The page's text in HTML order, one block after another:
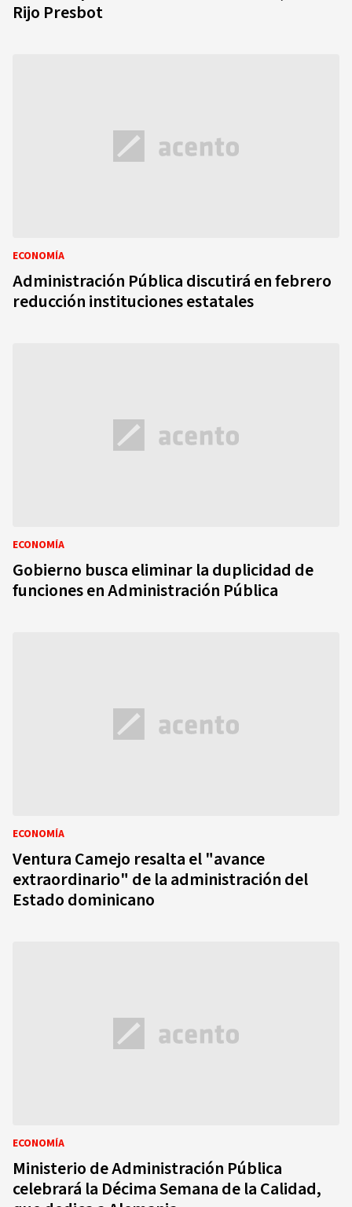
Rijo Presbot
ECONOMÍA
Administración Pública discutirá en febrero
reducción instituciones estatales
ECONOMÍA
Gobierno busca eliminar la duplicidad de
funciones en Administración Pública
ECONOMÍA
Ventura Camejo resalta el "avance
extraordinario" de la administración del
Estado dominicano
ECONOMÍA
Ministerio de Administración Pública
celebrará la Décima Semana de la Calidad,